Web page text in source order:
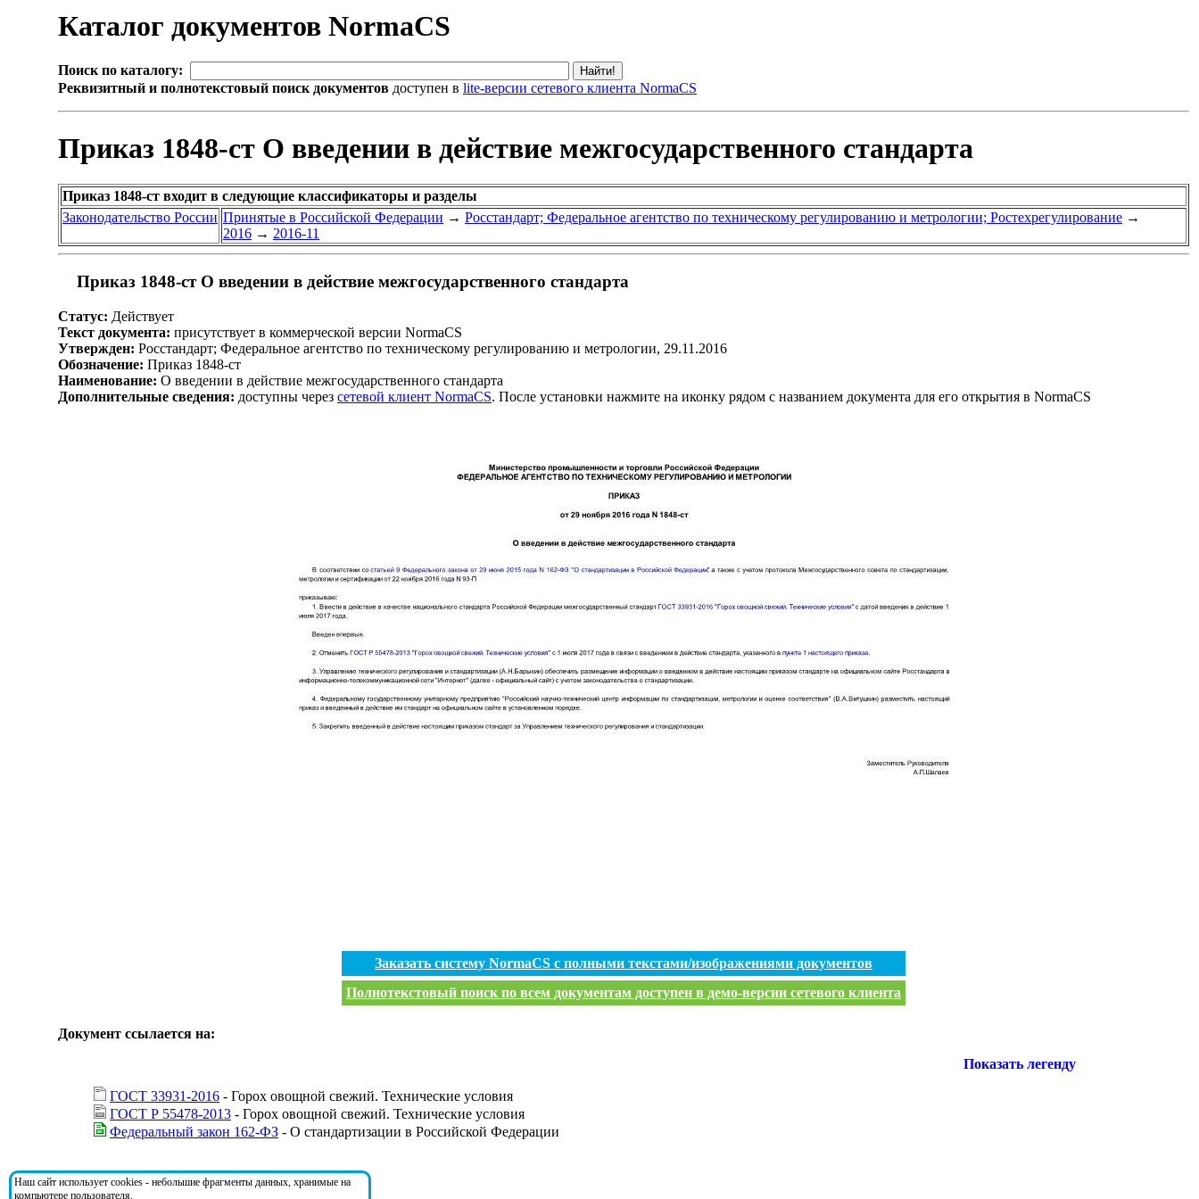
Каталог документов NormaCS
Поиск по каталогу:
Реквизитный и полнотекстовый поиск документов доступен в lite-версии сетевого клиента NormaCS
Приказ 1848-ст О введении в действие межгосударственного стандарта
Приказ 1848-ст входит в следующие классификаторы и разделы
Законодательство России Принятые в Российской Федерации → Росстандарт; Федеральное агентство по техническому регулированию и метрологии; Ростехрегулирование →
2016 → 2016-11
Приказ 1848-ст О введении в действие межгосударственного стандарта
Статус: Действует
Текст документа: присутствует в коммерческой версии NormaCS
Утвержден: Росстандарт; Федеральное агентство по техническому регулированию и метрологии, 29.11.2016
Обозначение: Приказ 1848-ст
Наименование: О введении в действие межгосударственного стандарта
Дополнительные сведения: доступны через сетевой клиент NormaCS. После установки нажмите на иконку рядом с названием документа для его открытия в NormaCS
Заказать систему NormaCS с полными текстами/изображениями документов
Полнотекстовый поиск по всем документам доступен в демо-версии сетевого клиента
Документ ссылается на:
Показать легенду
ГОСТ 33931-2016 - Горох овощной свежий. Технические условия
ГОСТ Р 55478-2013 - Горох овощной свежий. Технические условия
Федеральный закон 162-ФЗ - О стандартизации в Российской Федерации
На документ ссылаются:
Наш сайт использует cookies - небольшие фрагменты данных, хранимые на
компьютере пользователя.